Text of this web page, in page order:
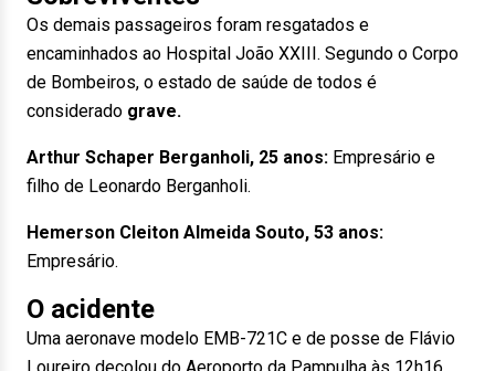
Os demais passageiros foram resgatados e
encaminhados ao Hospital João XXIII. Segundo o Corpo
de Bombeiros, o estado de saúde de todos é
considerado grave.
Arthur Schaper Berganholi, 25 anos: Empresário e
filho de Leonardo Berganholi.
Hemerson Cleiton Almeida Souto, 53 anos:
Empresário.
O acidente
Uma aeronave modelo EMB-721C e de posse de Flávio